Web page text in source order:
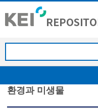
환경과 미생물